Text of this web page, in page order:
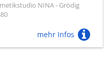
NINA - Grödig
mehr Infos